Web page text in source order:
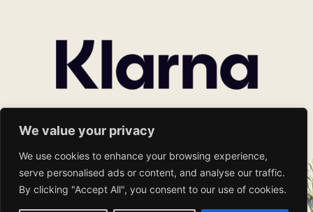
We value your privacy
We use cookies to enhance your browsing experience,
serve personalised ads or content, and analyse our traffic.
By clicking "Accept All", you consent to our use of cookies.